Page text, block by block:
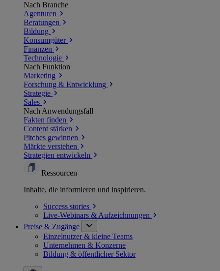
Nach Branche
Agenturen
Beratungen
Bildung
Konsumgüter
Finanzen
Technologie
Nach Funktion
Marketing
Forschung & Entwicklung
Strategie
Sales
Nach Anwendungsfall
Fakten finden
Content stärken
Pitches gewinnen
Märkte verstehen
Strategien entwickeln
Ressourcen
Inhalte, die informieren und inspirieren.
Success stories
Live-Webinars & Aufzeichnungen
Preise & Zugänge
Einzelnutzer & kleine Teams
Unternehmen & Konzerne
Bildung & öffentlicher Sektor